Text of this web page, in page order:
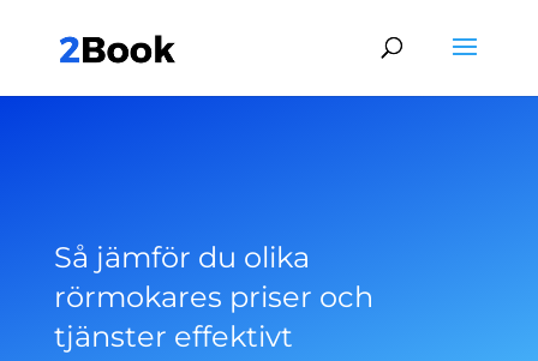
Så jämför du olika
rörmokares priser och
tjänster effektivt